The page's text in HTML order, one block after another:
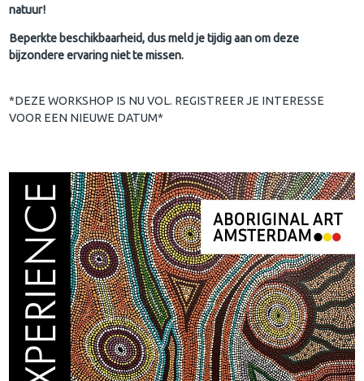
natuur!
Beperkte beschikbaarheid, dus meld je tijdig aan om deze
bijzondere ervaring niet te missen.
*DEZE WORKSHOP IS NU VOL. REGISTREER JE INTERESSE
VOOR EEN NIEUWE DATUM*